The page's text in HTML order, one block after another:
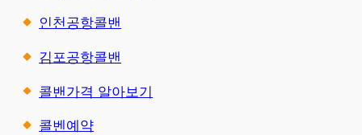
인천공항콜밴
김포공항콜밴
콜밴가격 알아보기
콜벤예약